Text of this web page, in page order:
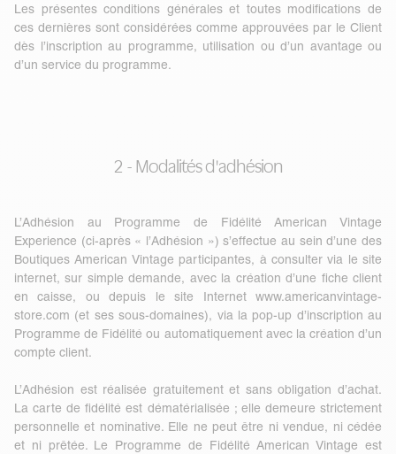
Les présentes conditions générales et toutes modifications de
ces dernières sont considérées comme approuvées par le Client
dès l’inscription au programme, utilisation ou d’un avantage ou
d’un service du programme.
2 - Modalités d'adhésion
L’Adhésion au Programme de Fidélité American Vintage
Experience (ci-après « l’Adhésion ») s’effectue au sein d’une des
Boutiques American Vintage participantes, à consulter via le site
internet, sur simple demande, avec la création d’une fiche client
en caisse, ou depuis le site Internet www.americanvintage-
store.com (et ses sous-domaines), via la pop-up d’inscription au
Programme de Fidélité ou automatiquement avec la création d’un
compte client.
L’Adhésion est réalisée gratuitement et sans obligation d’achat.
La carte de fidélité est dématérialisée ; elle demeure strictement
personnelle et nominative. Elle ne peut être ni vendue, ni cédée
et ni prêtée. Le Programme de Fidélité American Vintage est